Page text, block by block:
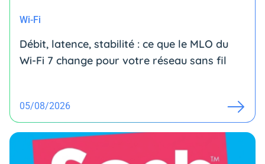
Wi-Fi
Débit, latence, stabilité : ce que le MLO du
Wi-Fi 7 change pour votre réseau sans fil
05/08/2026